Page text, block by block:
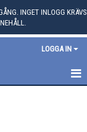
INGET INLOGG KRÄVS
LOGGA IN